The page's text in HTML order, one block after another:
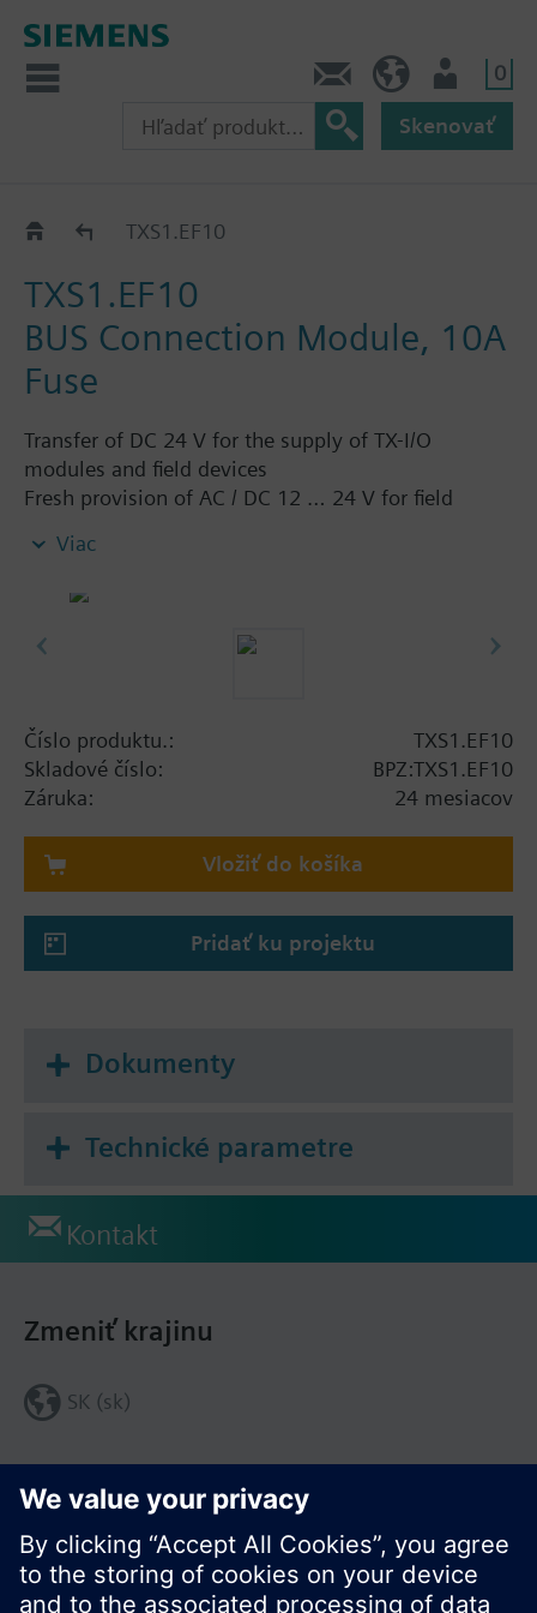
0
Skenovať
Bus connection / expansion for TXM..
TXS1.EF10
TXS1.EF10
BUS Connection Module, 10A
Fuse
Transfer of DC 24 V for the supply of TX-I/O
modules and field devices
Fresh provision of AC / DC 12 … 24 V for field
Transfer of the bus signal
Viac
Číslo produktu.:
TXS1.EF10
Skladové číslo:
BPZ:TXS1.EF10
Záruka:
24 mesiacov
Vložiť do košíka
Pridať ku projektu
Dokumenty
Technické parametre
Kontakt
Zdieľať túto stránku:
Zmeniť krajinu
SK (sk)